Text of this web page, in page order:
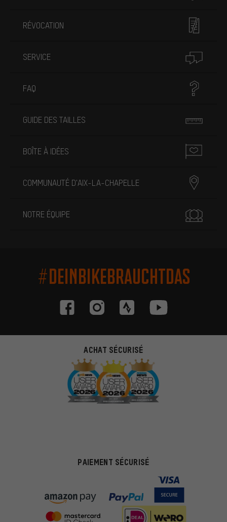
RÉVOCATION
SERVICE
FAQ
GUIDE DES TAILLES
BOÎTE À IDÉES
COMMUNAUTÉ D'AIX-LA-CHAPELLE
NOTRE ÉQUIPE
#DEINBIKEBRAUCHTDAS
ACHAT SÉCURISÉ
PAIEMENT SÉCURISÉ